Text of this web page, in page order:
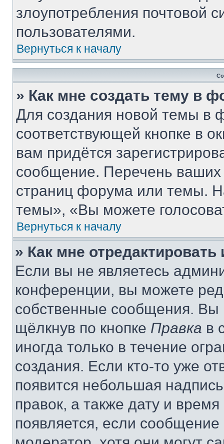
злоупотребления почтовой
пользователями.
Вернуться к началу
» Как мне создать тему в
Для создания новой темы в
соответствующей кнопке в
вам придётся
сообщение. Перечень ваших
страниц форума или темы.
темы», «Вы можете
Вернуться к началу
» Как мне
Если вы не являетесь
конференции, вы можете
собственные сообщения. Вы
щёлкнув по кнопке Правка в
иногда только в течение
создания. Если кто-то уже
появится небольшая
правок, а также дату и
появляется, если